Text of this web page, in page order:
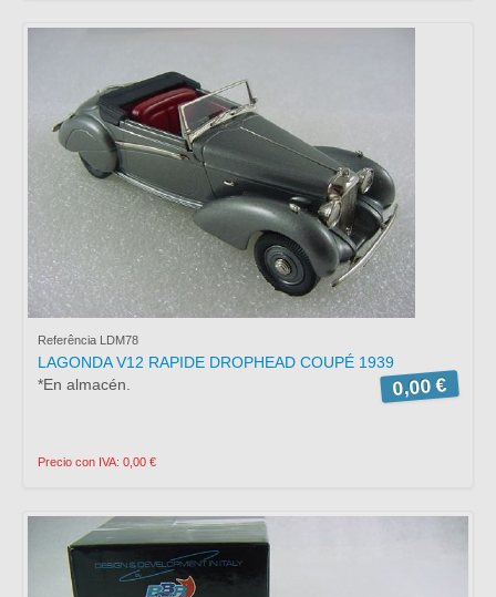
Referência LDM78
LAGONDA V12 RAPIDE DROPHEAD COUPÉ 1939
*En almacén.
0,00 €
Precio con IVA: 0,00 €